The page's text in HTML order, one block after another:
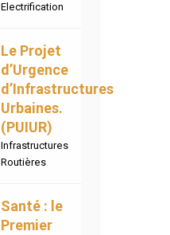
Electrification
Le Projet
d’Urgence
d’Infrastructures
Urbaines.
(PUIUR)
Infrastructures
Routières
Santé : le
Premier